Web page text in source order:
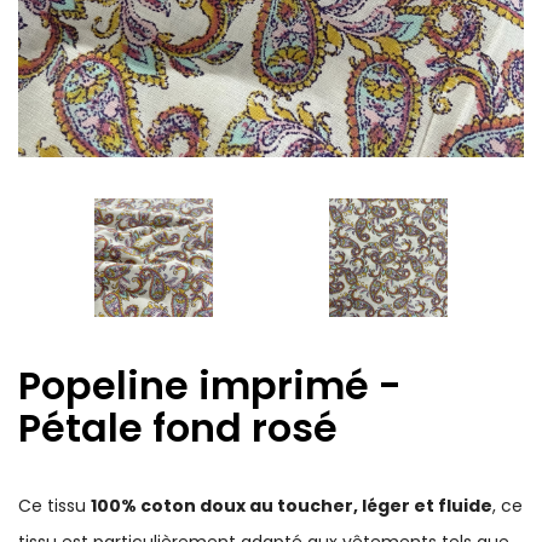
Popeline imprimé -
Pétale fond rosé
Ce tissu 100% coton doux au toucher, léger et fluide, ce